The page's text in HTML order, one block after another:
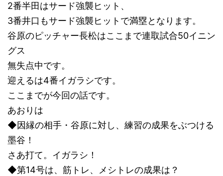
2番半田はサード強襲ヒット、
3番井口もサード強襲ヒットで満塁となります。
谷原のピッチャー長松はここまで連取試合50イニン
グス
無失点中です。
迎えるは4番イガラシです。
ここまでが今回の話です。
あおりは
◆因縁の相手・谷原に対し、練習の成果をぶつける
墨谷！
さあ打て。イガラシ！
◆第14号は、筋トレ、メシトレの成果は？